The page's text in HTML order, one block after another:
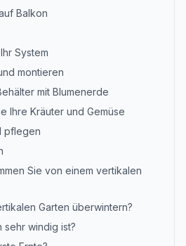
Balkon
System
montieren
mit Blumenerde
Ihre Kräuter und Gemüse
pflegen
Sie von einem vertikalen
Garten überwintern?
sehr windig ist?